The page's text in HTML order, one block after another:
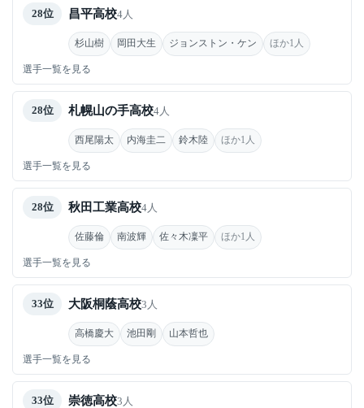
28位 昌平高校4人
杉山樹 岡田大生 ジョンストン・ケン ほか1人
選手一覧を見る
28位 札幌山の手高校4人
西尾陽太 内海圭二 鈴木陸 ほか1人
選手一覧を見る
28位 秋田工業高校4人
佐藤倫 南波輝 佐々木凜平 ほか1人
選手一覧を見る
33位 大阪桐蔭高校3人
高橋慶大 池田剛 山本哲也
選手一覧を見る
33位 崇徳高校3人